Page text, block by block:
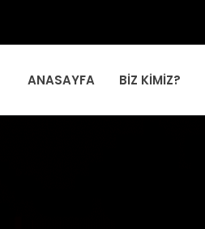
ANASAYFA BIZ KIMIZ?